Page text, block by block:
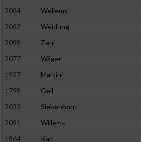
2084
Wellems
2082
Weidung
2098
Zeni
2077
Wäger
1927
Martini
1798
Geil
2033
Siebenborn
2091
Willems
1864
Kalt